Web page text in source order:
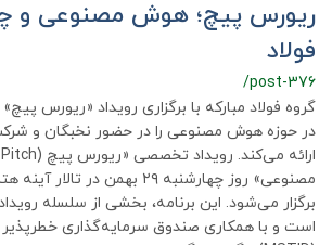
ریورس پیچ؛ هوش مصنوعی و
فولاد
/post-376
گروه فولاد مبارکه با برگزاری رویداد «ریورس پیچ»
در حوزه هوش مصنوعی را در حضور نخبگان و
مصنوعی» روز چهارشنبه ۲۹ بهمن در
برگزار می‌شود. این برنامه، بخشی از سلسله
است و با همکاری صندوق سرمایه‌گذاری خطرپذیر